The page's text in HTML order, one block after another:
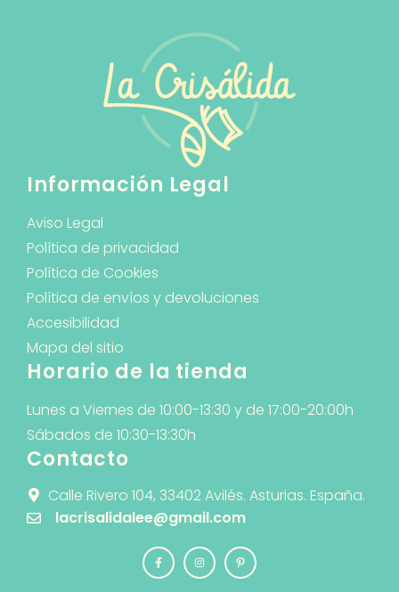
Información Legal
Aviso Legal
Política de privacidad
Política de Cookies
Política de envíos y devoluciones
Accesibilidad
Mapa del sitio
Horario de la tienda
Lunes a Viernes de 10:00-13:30 y de 17:00-20:00h
Sábados de 10:30-13:30h
Contacto
Calle Rivero 104, 33402 Avilés. Asturias. España.
lacrisalidalee@gmail.com